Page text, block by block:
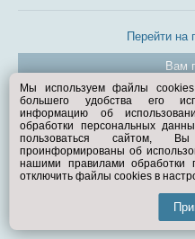
Перейти на
Вам
©
Мы используем файлы
большего удобства его
информацию об
обработки персональных
пользоваться сайтом,
проинформированы об
нашими правилами
отключить файлы cookies в